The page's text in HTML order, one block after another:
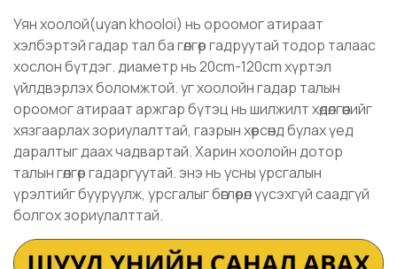
Уян хоолой(uyan khooloi) нь ороомог атираат
хэлбэртэй гадар тал ба гөлгөр гадруутай тодор талаас
хослон бүтдэг. диаметр нь 20cm-120cm хүртэл
үйлдвэрлэх боломжтой. уг хоолойн гадар талын
ороомог атираат аржгар бүтэц нь шилжилт хөдөлгөөнийг
хязгаарлах зориулалттай, газрын хөрсөнд булах үед
даралтыг даах чадвартай. Харин хоолойн дотор
талын гөлгөр гадаргуутай. энэ нь усны урсгалын
үрэлтийг бууруулж, урсгалыг бөглөрөл үүсэхгүй саадгүй
болгох зориулалттай.